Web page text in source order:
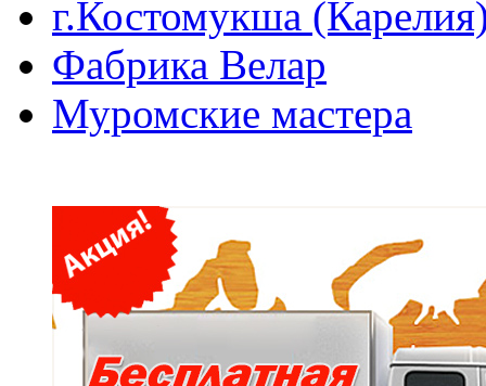
г.Костомукша
Фабрика Велар
Муромские мастера